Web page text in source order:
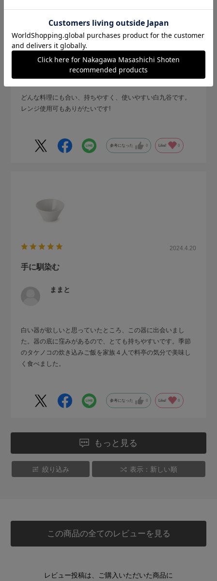
何の料理にも合います!
konatsu
どんな料理にも合い、持ちやすく、使いやすい白九谷です。
レンジ使用可もありがたいです!
参考になった 0 Like! 0
2024.4.20
手に馴染む
ままと
白い器が欲しいと思っていたところ、この器に出会いまし
た。器の底に窪みがあるので、とても持ちやすいです。季節
のタケノコの炊き込みご飯を家族４人で料亭の気分で美味し
く食べました。
参考になった 0 Like! 0
もっと見る
絞り込み 表示：新しい順
この商品の全てのレビューを見る
レビュー投稿は、ご購入いただいた商品に